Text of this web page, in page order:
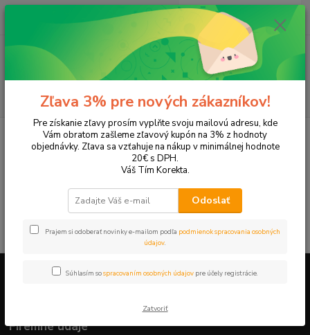
Hľadať
ks
za 0,00 EUR
Pracovné a ochranné pomôcky Lekárničky
V tejto kategórii nebol nájdený žiadny tovar.
Firemné údaje
Zľava 3% pre nových zákazníkov!
Pre získanie zľavy prosím vyplňte svoju mailovú adresu, kde
Vám obratom zašleme zľavový kupón na 3% z hodnoty
objednávky. Zľava sa vzťahuje na nákup v minimálnej hodnote
20€ s DPH.
Váš Tím Korekta.
Odoslať
Prajem si odoberať novinky e-mailom podľa podmienok spracovania osobných
údajov.
Súhlasím sospracovaním osobných údajov pre účely registrácie.
Zatvoriť